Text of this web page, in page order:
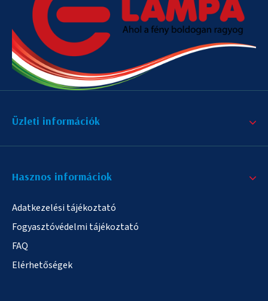
Üzleti információk
Hasznos informáciok
Adatkezelési tájékoztató
Fogyasztóvédelmi tájékoztató
FAQ
Elérhetőségek